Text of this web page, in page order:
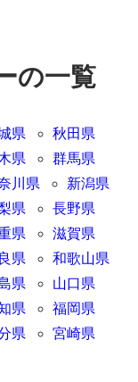
の一覧
県
秋田県
県
群馬県
川県
新潟県
県
長野県
県
滋賀県
県
和歌山県
県
山口県
県
福岡県
県
宮崎県